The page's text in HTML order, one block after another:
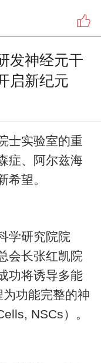
发神经元干
启新纪元
士实验室的重
症、阿尔兹海
希望。
学研究院院
会长张红凯院
功将诱导多能
功能完整的神
NSCs）。